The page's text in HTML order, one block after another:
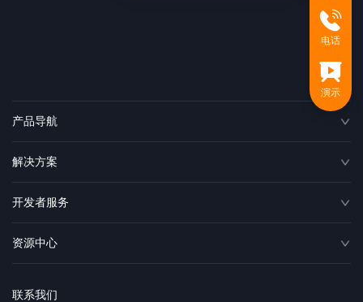
产品导航
解决方案
开发者服务
资源中心
联系我们
电话
演示